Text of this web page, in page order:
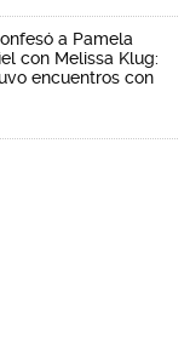
a Pamela
con Melissa Klug:
encuentros con